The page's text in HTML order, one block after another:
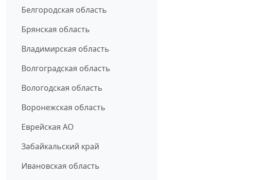
Белгородская область
Брянская область
Владимирская область
Волгоградская область
Вологодская область
Воронежская область
Еврейская АО
Забайкальский край
Ивановская область